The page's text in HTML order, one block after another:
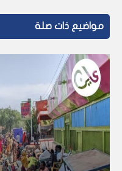
مواضيع ذات صلة